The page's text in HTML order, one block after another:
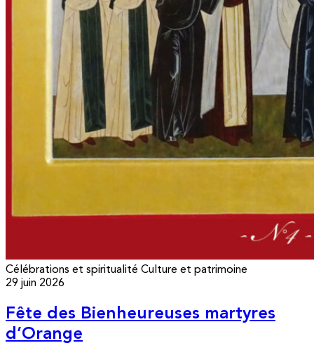
Célébrations et spiritualité Culture et patrimoine
29 juin 2026
Fête des Bienheureuses martyres
d’Orange